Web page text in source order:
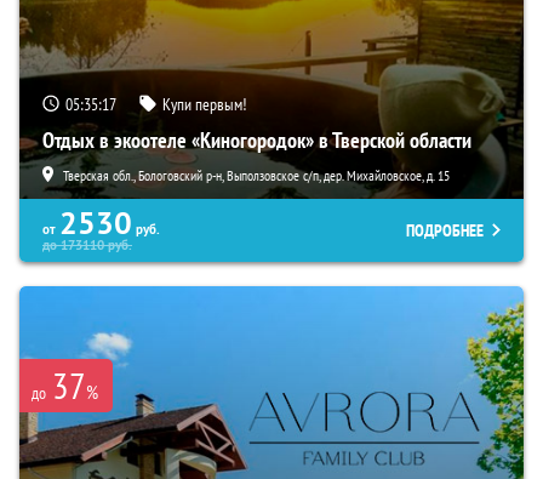
05:35:16 Купи первым!
Отдых в экоотеле «Киногородок» в Тверской области
Тверская обл., Бологовский р-н, Выползовское с/п, дер. Михайловское, д. 15
от 2530 руб.
до173110руб.
ПОДРОБНЕЕ
до 37%